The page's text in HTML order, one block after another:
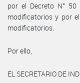
por el Decreto N°
modificatorios y por
modificatorios.
Por ello,
EL SECRETARIO DE